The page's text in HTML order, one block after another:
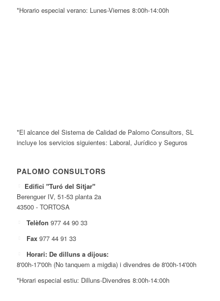
*Horario especial verano: Lunes-Viernes 8:00h-14:00h
*El alcance del Sistema de Calidad de Palomo Consultors, SL
incluye los servicios siguientes: Laboral, Jurídico y Seguros
PALOMO CONSULTORS
Edifici "Turó del Sitjar"
Berenguer IV, 51-53 planta 2a
43500 - TORTOSA
Telèfon 977 44 90 33
Fax 977 44 91 33
Horari: De dilluns a dijous:
8'00h-17'00h (No tanquem a migdia) i divendres de 8'00h-14'00h
*Horari especial estiu: Dilluns-Divendres 8:00h-14:00h